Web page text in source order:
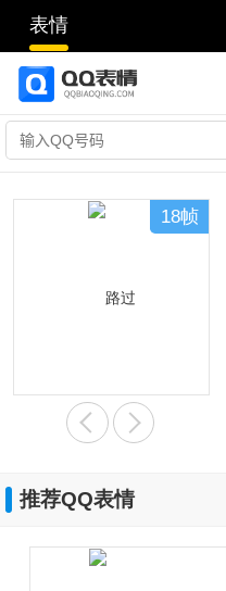
表情
18帧
推荐QQ表情